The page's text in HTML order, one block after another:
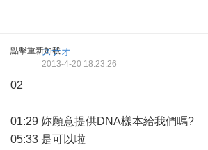
點擊重新加載
スナオ
2013-4-20 18:23:26
02
01:29 妳願意提供DNA樣本給我們嗎?
05:33 是可以啦